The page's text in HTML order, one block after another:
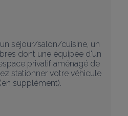
séjour/salon/cuisine, un
dont une équipée d'un
privatif aménagé de
stationner votre véhicule
supplément).